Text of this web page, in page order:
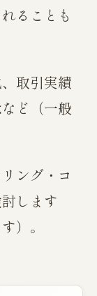
ることも
取引実績
ど（一般
ング・コ
します
）。